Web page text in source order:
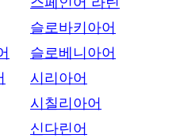
슬로바키아어
슬로베니아어
시리아어
시칠리아어
신다린어